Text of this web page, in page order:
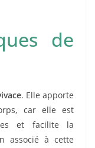
de
. Elle apporte
car elle est
et facilite la
associé à cette